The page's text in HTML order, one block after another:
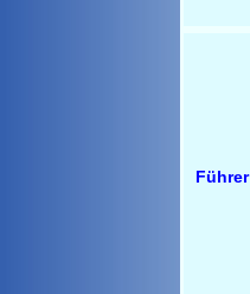
Führer